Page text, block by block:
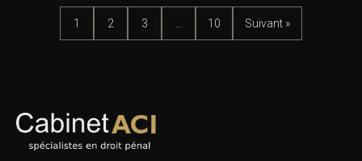
1 2 3 10 Suivant »